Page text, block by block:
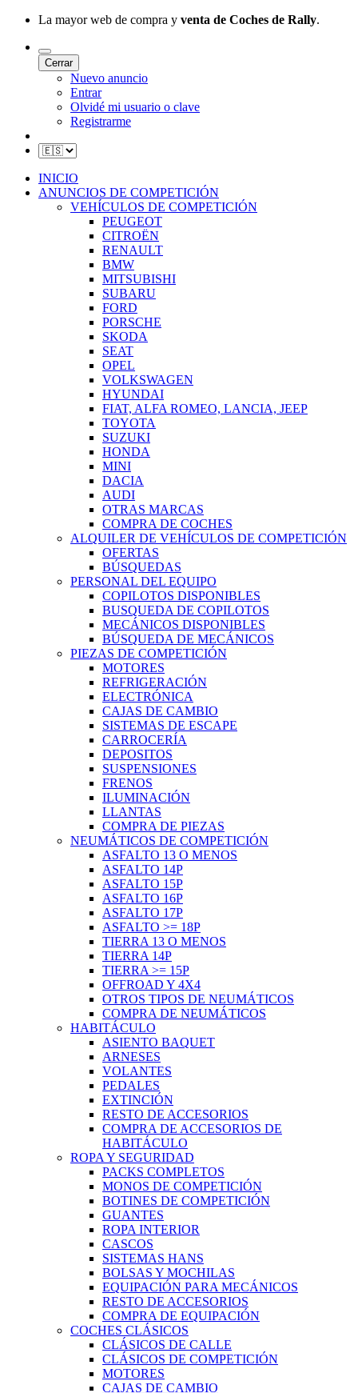
La mayor web de compra y venta de Coches de Rally.
Cerrar
Nuevo anuncio
Entrar
Olvidé mi usuario o clave
Registrarme
INICIO
ANUNCIOS DE COMPETICIÓN
VEHÍCULOS DE COMPETICIÓN
PEUGEOT
CITROËN
RENAULT
BMW
MITSUBISHI
SUBARU
FORD
PORSCHE
SKODA
SEAT
OPEL
VOLKSWAGEN
HYUNDAI
FIAT, ALFA ROMEO, LANCIA, JEEP
TOYOTA
SUZUKI
HONDA
MINI
DACIA
AUDI
OTRAS MARCAS
COMPRA DE COCHES
ALQUILER DE VEHÍCULOS DE COMPETICIÓN
OFERTAS
BÚSQUEDAS
PERSONAL DEL EQUIPO
COPILOTOS DISPONIBLES
BUSQUEDA DE COPILOTOS
MECÁNICOS DISPONIBLES
BÚSQUEDA DE MECÁNICOS
PIEZAS DE COMPETICIÓN
MOTORES
REFRIGERACIÓN
ELECTRÓNICA
CAJAS DE CAMBIO
SISTEMAS DE ESCAPE
CARROCERÍA
DEPOSITOS
SUSPENSIONES
FRENOS
ILUMINACIÓN
LLANTAS
COMPRA DE PIEZAS
NEUMÁTICOS DE COMPETICIÓN
ASFALTO 13 O MENOS
ASFALTO 14P
ASFALTO 15P
ASFALTO 16P
ASFALTO 17P
ASFALTO >= 18P
TIERRA 13 O MENOS
TIERRA 14P
TIERRA >= 15P
OFFROAD Y 4X4
OTROS TIPOS DE NEUMÁTICOS
COMPRA DE NEUMÁTICOS
HABITÁCULO
ASIENTO BAQUET
ARNESES
VOLANTES
PEDALES
EXTINCIÓN
RESTO DE ACCESORIOS
COMPRA DE ACCESORIOS DE
HABITÁCULO
ROPA Y SEGURIDAD
PACKS COMPLETOS
MONOS DE COMPETICIÓN
BOTINES DE COMPETICIÓN
GUANTES
ROPA INTERIOR
CASCOS
SISTEMAS HANS
BOLSAS Y MOCHILAS
EQUIPACIÓN PARA MECÁNICOS
RESTO DE ACCESORIOS
COMPRA DE EQUIPACIÓN
COCHES CLÁSICOS
CLÁSICOS DE CALLE
CLÁSICOS DE COMPETICIÓN
MOTORES
CAJAS DE CAMBIO